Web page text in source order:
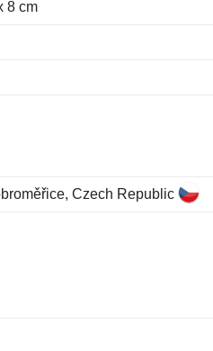
8 cm
Czech Republic